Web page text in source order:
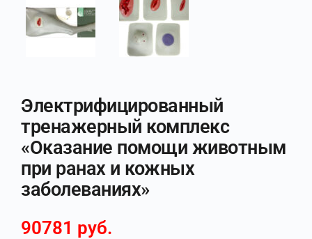
Электрифицированный
тренажерный комплекс
«Оказание помощи животным
при ранах и кожных
заболеваниях»
90781 руб.